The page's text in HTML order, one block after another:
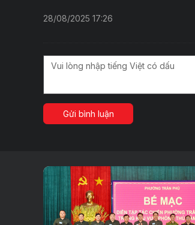
28/08/2025 17:26
Gửi bình luận